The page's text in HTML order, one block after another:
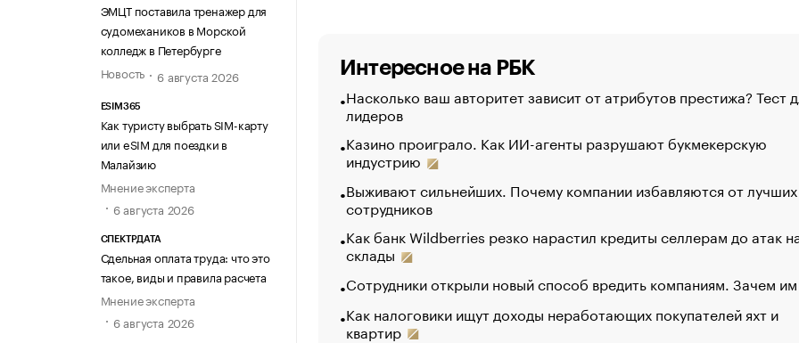
ЭМЦТ поставила тренажер для
судомехаников в Морской
колледж в Петербурге
Новость
6 августа 2026
ESIM365
Как туристу выбрать SIM-карту
или eSIM для поездки в
Малайзию
Мнение эксперта
6 августа 2026
СПЕКТРДАТА
Сдельная оплата труда: что это
такое, виды и правила расчета
Мнение эксперта
6 августа 2026
Интересное на РБК
Насколько ваш авторитет зависит от атрибутов престижа? Тест
лидеров
Казино проиграло. Как ИИ-агенты разрушают букмекерскую
индустрию
Выживают сильнейших. Почему компании избавляются от лучших
сотрудников
Как банк Wildberries резко нарастил кредиты селлерам до атак
склады
Сотрудники открыли новый способ вредить компаниям. Зачем
Как налоговики ищут доходы неработающих покупателей яхт и
квартир